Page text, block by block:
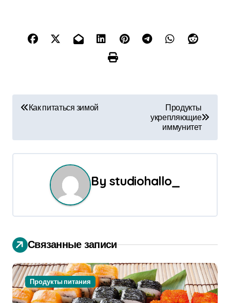
Н
в
и
я
п
Как питаться зимой
Продукты
укрепляющие
иммунитет
By studiohallo_
Связанные записи
Продукты питания